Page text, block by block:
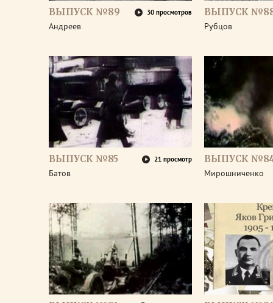
ВЫПУСК №89 30 просмотров
Андреев
ВЫПУСК
Рубцов
ВЫПУСК №85 21 просмотр
Батов
ВЫПУСК
Мирошниченко